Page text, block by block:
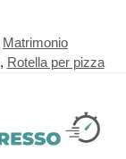
Matrimonio
, Rotella per pizza